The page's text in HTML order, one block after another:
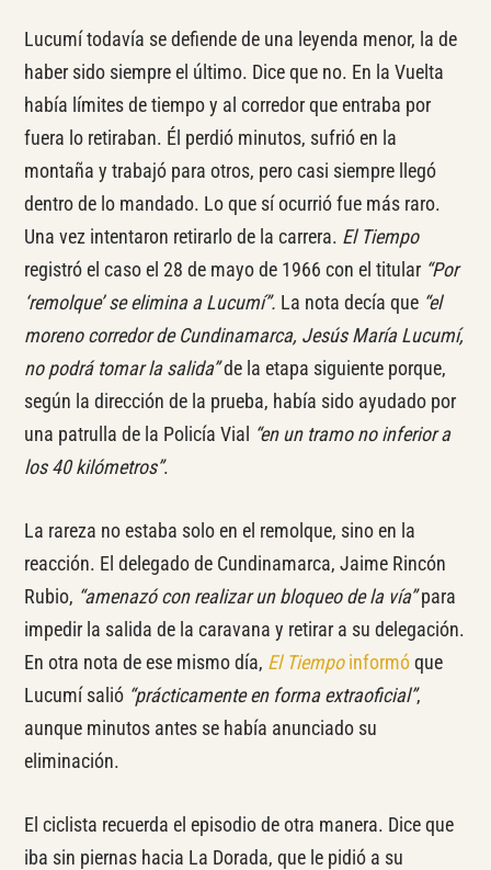
Lucumí todavía se defiende de una leyenda menor, la de
haber sido siempre el último. Dice que no. En la Vuelta
había límites de tiempo y al corredor que entraba por
fuera lo retiraban. Él perdió minutos, sufrió en la
montaña y trabajó para otros, pero casi siempre llegó
dentro de lo mandado. Lo que sí ocurrió fue más raro.
Una vez intentaron retirarlo de la carrera. El Tiempo
registró el caso el 28 de mayo de 1966 con el titular “Por
‘remolque’ se elimina a Lucumí”. La nota decía que “el
moreno corredor de Cundinamarca, Jesús María Lucumí,
no podrá tomar la salida”de la etapa siguiente porque,
según la dirección de la prueba, había sido ayudado por
una patrulla de la Policía Vial “en un tramo no inferior a
los 40 kilómetros”.
La rareza no estaba solo en el remolque, sino en la
reacción. El delegado de Cundinamarca, Jaime Rincón
Rubio, “amenazó con realizar un bloqueo de la vía”para
impedir la salida de la caravana y retirar a su delegación.
En otra nota de ese mismo día, El Tiempoinformóque
Lucumí salió “prácticamente en forma extraoficial”,
aunque minutos antes se había anunciado su
eliminación.
El ciclista recuerda el episodio de otra manera. Dice que
iba sin piernas hacia La Dorada, que le pidió a su